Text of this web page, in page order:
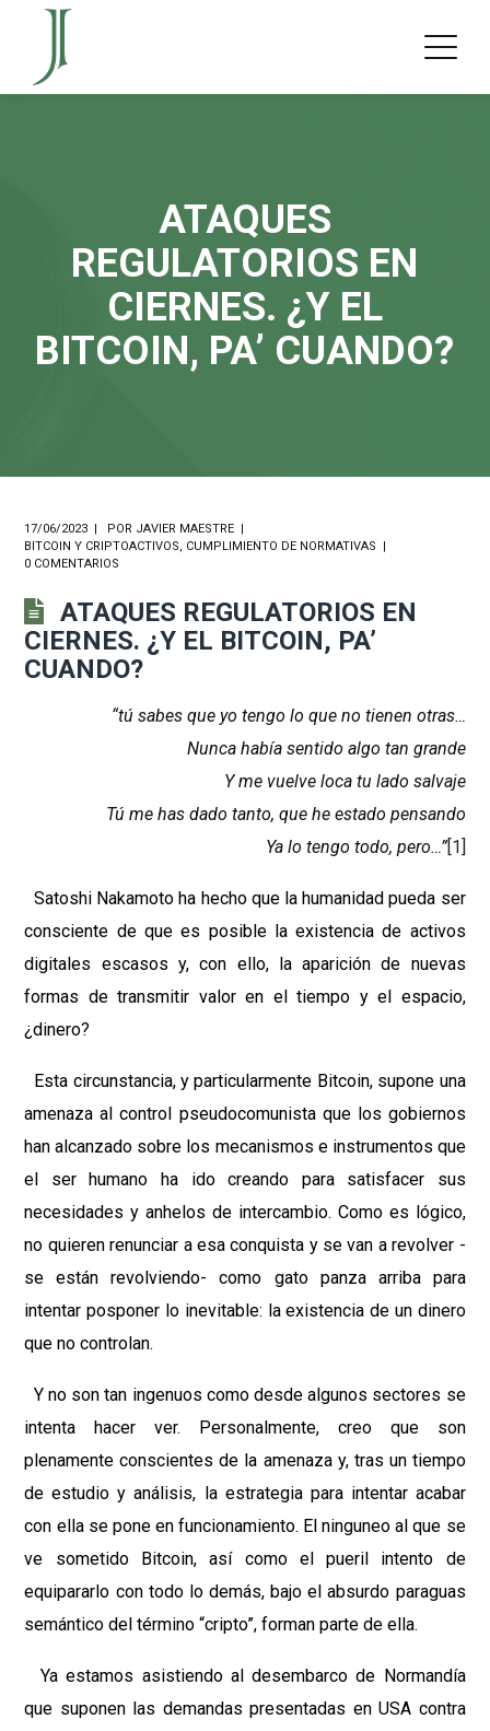
ATAQUES
REGULATORIOS EN
CIERNES. ¿Y EL
BITCOIN, PA’ CUANDO?
17/06/2023 POR JAVIER MAESTRE
BITCOIN Y CRIPTOACTIVOS, CUMPLIMIENTO DE NORMATIVAS
0 COMENTARIOS
ATAQUES REGULATORIOS EN
CIERNES. ¿Y EL BITCOIN, PA’
CUANDO?
“tú sabes que yo tengo lo que no tienen otras…
Nunca había sentido algo tan grande
Y me vuelve loca tu lado salvaje
Tú me has dado tanto, que he estado pensando
Ya lo tengo todo, pero…”[1]
Satoshi Nakamoto ha hecho que la humanidad pueda ser
consciente de que es posible la existencia de activos
digitales escasos y, con ello, la aparición de nuevas
formas de transmitir valor en el tiempo y el espacio,
¿dinero?
Esta circunstancia, y particularmente Bitcoin, supone una
amenaza al control pseudocomunista que los gobiernos
han alcanzado sobre los mecanismos e instrumentos que
el ser humano ha ido creando para satisfacer sus
necesidades y anhelos de intercambio. Como es lógico,
no quieren renunciar a esa conquista y se van a revolver -
se están revolviendo- como gato panza arriba para
intentar posponer lo inevitable: la existencia de un dinero
que no controlan.
Y no son tan ingenuos como desde algunos sectores se
intenta hacer ver. Personalmente, creo que son
plenamente conscientes de la amenaza y, tras un tiempo
de estudio y análisis, la estrategia para intentar acabar
con ella se pone en funcionamiento. El ninguneo al que se
ve sometido Bitcoin, así como el pueril intento de
equipararlo con todo lo demás, bajo el absurdo paraguas
semántico del término “cripto”, forman parte de ella.
Ya estamos asistiendo al desembarco de Normandía
que suponen las demandas presentadas en USA contra